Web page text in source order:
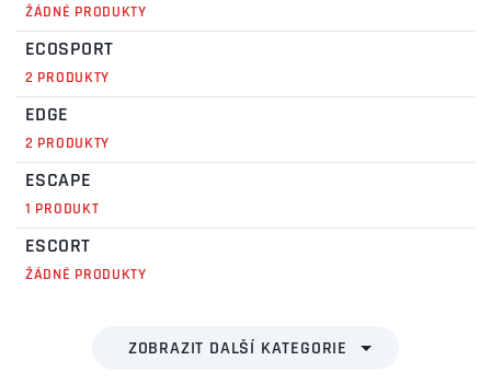
ŽÁDNÉ PRODUKTY
ECOSPORT
2 PRODUKTY
EDGE
2 PRODUKTY
ESCAPE
1 PRODUKT
ESCORT
ŽÁDNÉ PRODUKTY